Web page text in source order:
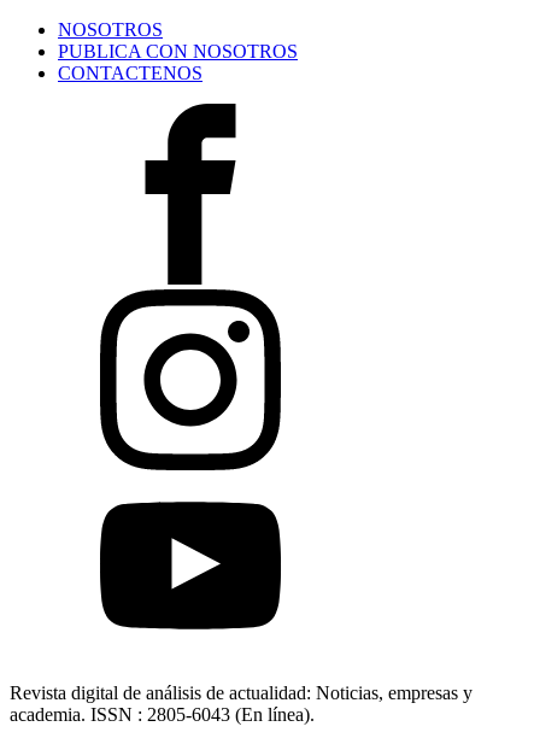
NOSOTROS
PUBLICA CON NOSOTROS
CONTACTENOS
Revista digital de análisis de actualidad: Noticias, empresas y
academia. ISSN : 2805-6043 (En línea).